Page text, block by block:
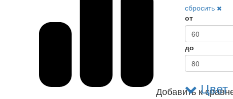
Добавить к
сбросить
от
до
Цвет